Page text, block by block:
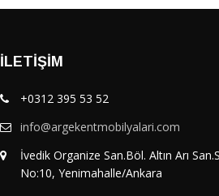
İLETIŞIM
+0312 395 53 52
info@argekentmobilyalari.com
İvedik Organize San.Böl. Altın Arı
No:10, Yenimahalle/Ankara